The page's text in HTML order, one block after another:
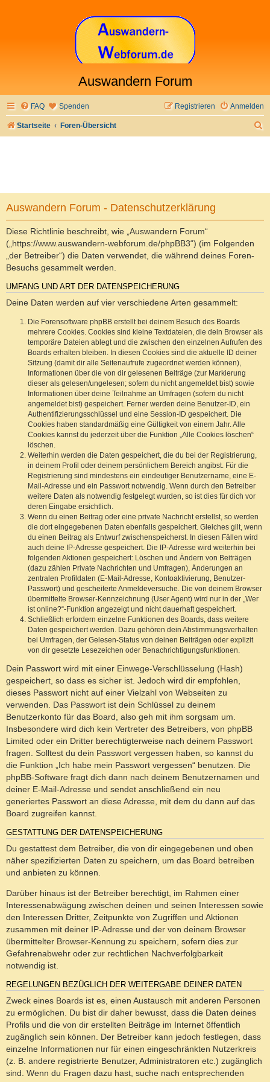
Auswandern Forum
FAQ Spenden Anmelden
Registrieren
Startseite Foren-Übersicht
Auswandern Forum - Datenschutzerklärung
Diese Richtlinie beschreibt, wie „Auswandern Forum“
(„https://www.auswandern-webforum.de/phpBB3“) (im Folgenden
„der Betreiber“) die Daten verwendet, die während deines Foren-
Besuchs gesammelt werden.
UMFANG UND ART DER DATENSPEICHERUNG
Deine Daten werden auf vier verschiedene Arten gesammelt:
Die Forensoftware phpBB erstellt bei deinem Besuch des Boards
mehrere Cookies. Cookies sind kleine Textdateien, die dein Browser als
temporäre Dateien ablegt und die zwischen den einzelnen Aufrufen des
Boards erhalten bleiben. In diesen Cookies sind die aktuelle ID deiner
Sitzung (damit dir alle Seitenaufrufe zugeordnet werden können),
Informationen über die von dir gelesenen Beiträge (zur Markierung
dieser als gelesen/ungelesen; sofern du nicht angemeldet bist) sowie
Informationen über deine Teilnahme an Umfragen (sofern du nicht
angemeldet bist) gespeichert. Ferner werden deine Benutzer-ID, ein
Authentifizierungsschlüssel und eine Session-ID gespeichert. Die
Cookies haben standardmäßig eine Gültigkeit von einem Jahr. Alle
Cookies kannst du jederzeit über die Funktion „Alle Cookies löschen“
löschen.
Weiterhin werden die Daten gespeichert, die du bei der Registrierung,
in deinem Profil oder deinem persönlichem Bereich angibst. Für die
Registrierung sind mindestens ein eindeutiger Benutzername, eine E-
Mail-Adresse und ein Passwort notwendig. Wenn durch den Betreiber
weitere Daten als notwendig festgelegt wurden, so ist dies für dich vor
deren Eingabe ersichtlich.
Wenn du einen Beitrag oder eine private Nachricht erstellst, so werden
die dort eingegebenen Daten ebenfalls gespeichert. Gleiches gilt, wenn
du einen Beitrag als Entwurf zwischenspeicherst. In diesen Fällen wird
auch deine IP-Adresse gespeichert. Die IP-Adresse wird weiterhin bei
folgenden Aktionen gespeichert: Löschen und Ändern von Beiträgen
(dazu zählen Private Nachrichten und Umfragen), Änderungen an
zentralen Profildaten (E-Mail-Adresse, Kontoaktivierung, Benutzer-
Passwort) und gescheiterte Anmeldeversuche. Die von deinem Browser
übermittelte Browser-Kennzeichnung (User Agent) wird nur in der „Wer
ist online?“-Funktion angezeigt und nicht dauerhaft gespeichert.
Schließlich erfordern einzelne Funktionen des Boards, dass weitere
Daten gespeichert werden. Dazu gehören dein Abstimmungsverhalten
bei Umfragen, der Gelesen-Status von deinen Beiträgen oder explizit
von dir gesetzte Lesezeichen oder Benachrichtigungsfunktionen.
Dein Passwort wird mit einer Einwege-Verschlüsselung (Hash)
gespeichert, so dass es sicher ist. Jedoch wird dir empfohlen,
dieses Passwort nicht auf einer Vielzahl von Webseiten zu
verwenden. Das Passwort ist dein Schlüssel zu deinem
Benutzerkonto für das Board, also geh mit ihm sorgsam um.
Insbesondere wird dich kein Vertreter des Betreibers, von phpBB
Limited oder ein Dritter berechtigterweise nach deinem Passwort
fragen. Solltest du dein Passwort vergessen haben, so kannst du
die Funktion „Ich habe mein Passwort vergessen“ benutzen. Die
phpBB-Software fragt dich dann nach deinem Benutzernamen und
deiner E-Mail-Adresse und sendet anschließend ein neu
generiertes Passwort an diese Adresse, mit dem du dann auf das
Board zugreifen kannst.
GESTATTUNG DER DATENSPEICHERUNG
Du gestattest dem Betreiber, die von dir eingegebenen und oben
näher spezifizierten Daten zu speichern, um das Board betreiben
und anbieten zu können.
Darüber hinaus ist der Betreiber berechtigt, im Rahmen einer
Interessenabwägung zwischen deinen und seinen Interessen sowie
den Interessen Dritter, Zeitpunkte von Zugriffen und Aktionen
zusammen mit deiner IP-Adresse und der von deinem Browser
übermittelter Browser-Kennung zu speichern, sofern dies zur
Gefahrenabwehr oder zur rechtlichen Nachverfolgbarkeit
notwendig ist.
REGELUNGEN BEZÜGLICH DER WEITERGABE DEINER DATEN
Zweck eines Boards ist es, einen Austausch mit anderen Personen
zu ermöglichen. Du bist dir daher bewusst, dass die Daten deines
Profils und die von dir erstellten Beiträge im Internet öffentlich
zugänglich sein können. Der Betreiber kann jedoch festlegen, dass
einzelne Informationen nur für einen eingeschränkten Nutzerkreis
(z. B. andere registrierte Benutzer, Administratoren etc.) zugänglich
sind. Wenn du Fragen dazu hast, suche nach entsprechenden